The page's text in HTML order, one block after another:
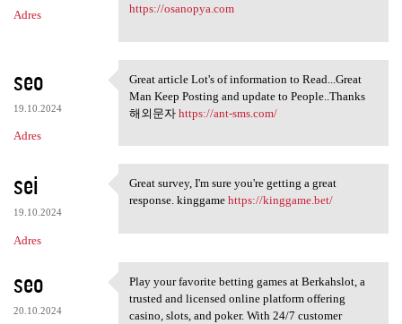
Adres
https://osanopya.com
seo
19.10.2024
Adres
Great article Lot's of
Great article Lot's of information to Read...Great
Man Keep Posting and update to People..Thanks
해외문자 https://ant-sms.com/
sei
19.10.2024
Adres
Great survey, I'm sure you're
Great survey, I'm sure you're getting a great
response. kinggame https://kinggame.bet/
seo
20.10.2024
Play your favorite betting
Play your favorite betting games at Berkahslot, a
trusted and licensed online platform offering
casino, slots, and poker. With 24/7 customer